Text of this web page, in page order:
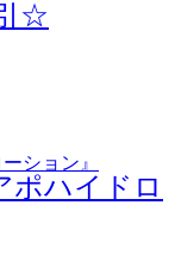
☆
ポハイドロ